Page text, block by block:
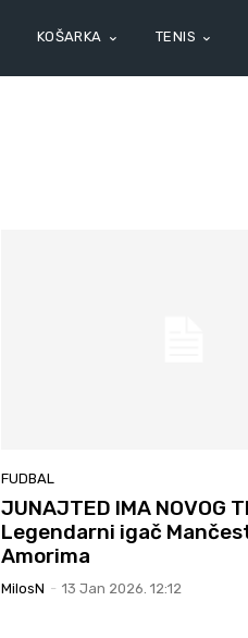
KOŠARKA TENIS
FUDBAL
JUNAJTED IMA NOVOG
Legendarni igač
Amorima
MilosN - 13 Jan 2026. 12:12